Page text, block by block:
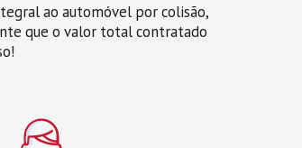
ao automóvel por colisão,
que o valor total contratado